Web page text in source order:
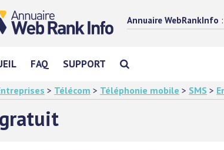
Annuaire WebRankInfo
FAQ SUPPORT
> Télécom > Téléphonie mobile > SMS >